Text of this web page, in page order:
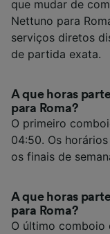
que mudar de
Nettuno para
serviços diretos
de partida exata.
A que horas
para Roma?
O primeiro
04:50. Os
os finais de
A que horas
para Roma?
O último comboio